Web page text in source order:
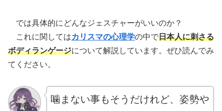
では具体的にどんなジェスチャーがいいのか？
これに関してはカリスマの心理学の中で日本人に刺さる
ボディランゲージについて解説しています。ぜひ読んでみ
てください。
噛まない事もそうだけれど、姿勢や